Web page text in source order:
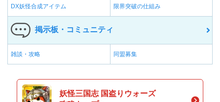
DX妖怪合成アイテム 限界突破の仕組み
掲示板・コミュニティ
雑談・攻略 同盟募集
妖怪三国志 国盗りウォーズ